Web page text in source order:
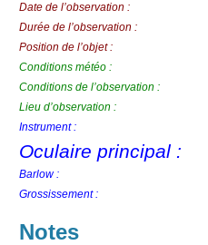
Date de l’observation :
Durée de l’observation :
Position de l’objet :
Conditions météo :
Conditions de l’observation :
Lieu d’observation :
Instrument :
Oculaire principal :
Barlow :
Grossissement :
Notes